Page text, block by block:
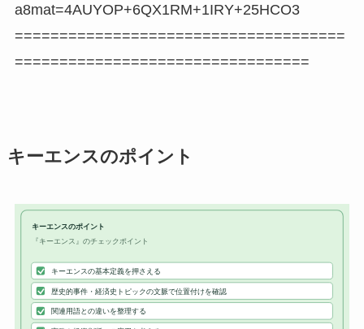
a8mat=4AUYOP+6QX1RM+1IRY+25HCO3
=====================================
=================================
キーエンスのポイント
キーエンスのポイント
『キーエンス』のチェックポイント
キーエンスの基本定義を押さえる
歴史的事件・経済史トピックの文脈で位置付けを確認
関連用語との違いを整理する